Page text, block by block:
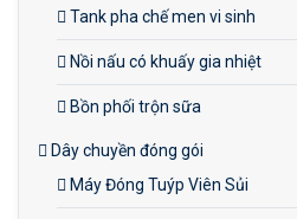
Tank pha chế men vi sinh
Nồi nấu có khuấy gia nhiệt
Bồn phối trộn sữa
Dây chuyền đóng gói
Máy Đóng Tuýp Viên Sủi